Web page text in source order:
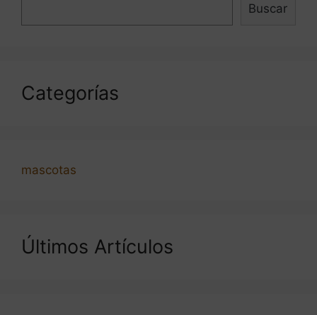
Buscar
Categorías
mascotas
Últimos Artículos